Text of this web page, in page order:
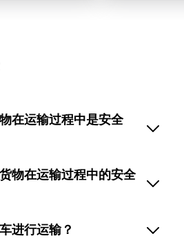
在运输过程中是安全
物在运输过程中的安全
进行运输？